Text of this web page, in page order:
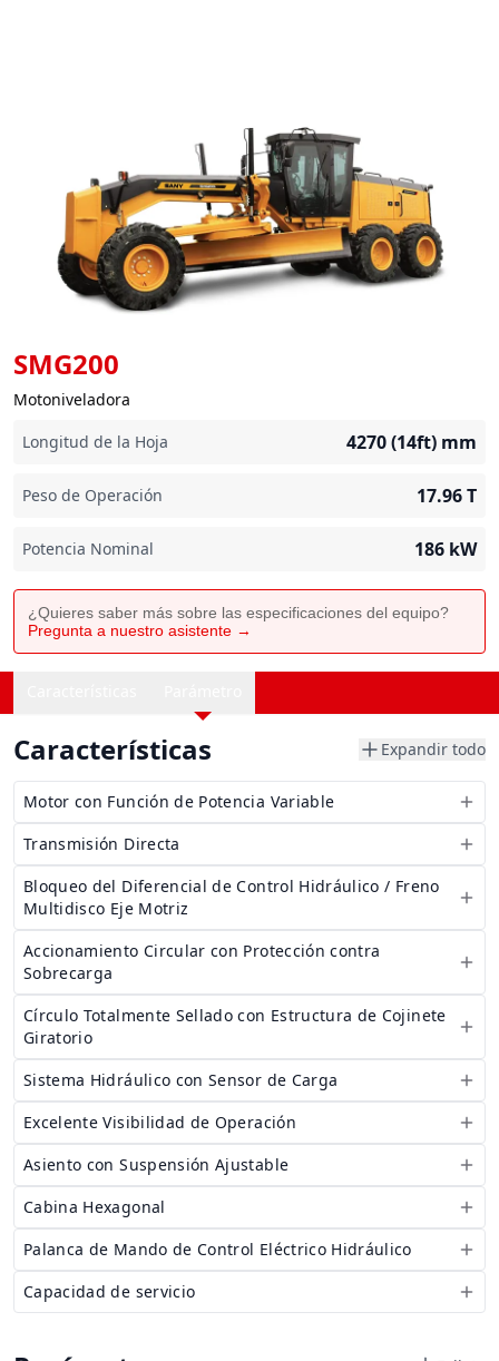
SMG200
Motoniveladora
Longitud de la Hoja
4270 (14ft) mm
Peso de Operación 17.96T
Potencia Nominal 186 kW
¿Quieres saber más sobre las especificaciones del equipo?
Pregunta a nuestro asistente →
Características Expandir todo
Motor con Función de Potencia Variable
Transmisión Directa
Bloqueo del Diferencial de Control Hidráulico / Freno
Multidisco Eje Motriz
Accionamiento Circular con Protección contra
Sobrecarga
Círculo Totalmente Sellado con Estructura de Cojinete
Giratorio
Sistema Hidráulico con Sensor de Carga
Excelente Visibilidad de Operación
Asiento con Suspensión Ajustable
Cabina Hexagonal
Palanca de Mando de Control Eléctrico Hidráulico
Capacidad de servicio